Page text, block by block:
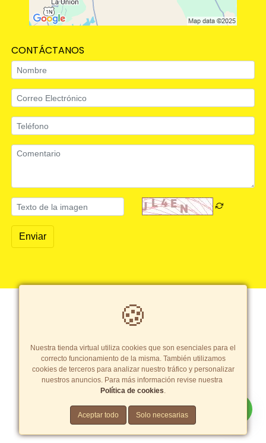
CONTÁCTANOS
Enviar
Copyright© 2026 Pastinor SAC- Todos los derechos reservados
Términos y Condiciones|
Tarifas y zonas de reparto
🍪
Nuestra tienda virtual utiliza cookies que son esenciales para el
correcto funcionamiento de la misma. También utilizamos
cookies de terceros para analizar nuestro tráfico y personalizar
nuestros anuncios. Para más información revise nuestra
Política de cookies.
Aceptar todo Solo necesarias